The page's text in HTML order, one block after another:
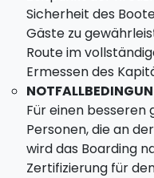
der Fahrt könnt ihr
fischen und wenn ihr
essen! Noch vor dem
Schiff in Pecorini a
Freizeit an Land oder
fantastischen Blick
DONNERSTAG - LIPARI
Frühstück und weiter
Sicherheit des
Gäste zu
Route im
Ermessen des
Für einen besseren
Personen, die an
wird das Boarding
Zertifizierung für